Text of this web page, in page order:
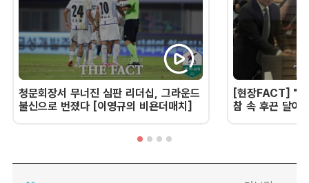
청문회장서 무너진 심판 리더십, 그라운드
불신으로 번졌다 [이영규의 비욘더매치]
[현장FACT] "한
참 속 후끈 달아